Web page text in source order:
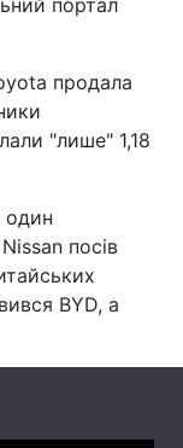
портал
продала
"‎лише"‎ 1,18
один
посів
BYD, а